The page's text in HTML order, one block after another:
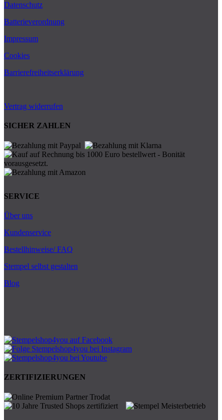
Datenschutz
Batterieverordnung
Impressum
Cookies
Barrierefreiheitserklärung
Vertrag widerrufen
SICHER ZAHLEN
SERVICE
Über uns
Kundenservice
Bestellhinweise/ FAQ
Stempel selbst gestalten
Blog
ZERTIFIZIERUNGEN